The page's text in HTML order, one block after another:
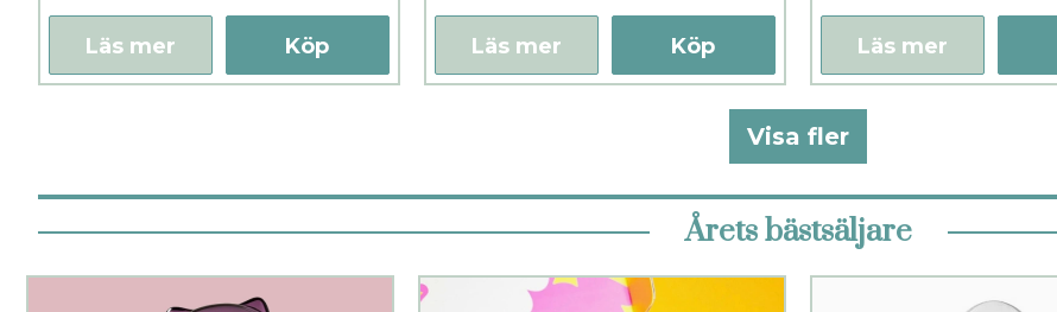
Köp
Läs mer Köp
Läs mer Läs mer
Visa fler
Årets bästsäljare